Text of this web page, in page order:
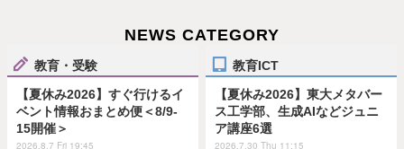
NEWS CATEGORY
教育・受験
【夏休み2026】すぐ行けるイ
ベント情報おまとめ便＜8/9-
15開催＞
2026.8.7 Fri 19:45
教育ICT
【夏休み2026】東大メタバー
ス工学部、生成AIなどジュニ
ア講座6選
2026.7.30 Thu 11:15